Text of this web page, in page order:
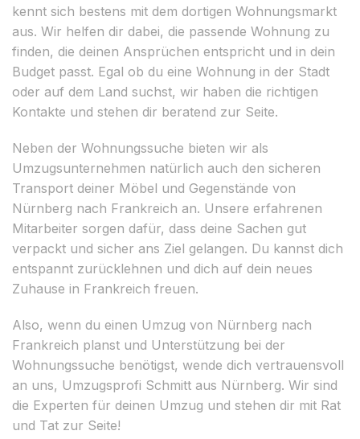
kennt sich bestens mit dem dortigen Wohnungsmarkt
aus. Wir helfen dir dabei, die passende Wohnung zu
finden, die deinen Ansprüchen entspricht und in dein
Budget passt. Egal ob du eine Wohnung in der Stadt
oder auf dem Land suchst, wir haben die richtigen
Kontakte und stehen dir beratend zur Seite.
Neben der Wohnungssuche bieten wir als
Umzugsunternehmen natürlich auch den sicheren
Transport deiner Möbel und Gegenstände von
Nürnberg nach Frankreich an. Unsere erfahrenen
Mitarbeiter sorgen dafür, dass deine Sachen gut
verpackt und sicher ans Ziel gelangen. Du kannst dich
entspannt zurücklehnen und dich auf dein neues
Zuhause in Frankreich freuen.
Also, wenn du einen Umzug von Nürnberg nach
Frankreich planst und Unterstützung bei der
Wohnungssuche benötigst, wende dich vertrauensvoll
an uns, Umzugsprofi Schmitt aus Nürnberg. Wir sind
die Experten für deinen Umzug und stehen dir mit Rat
und Tat zur Seite!